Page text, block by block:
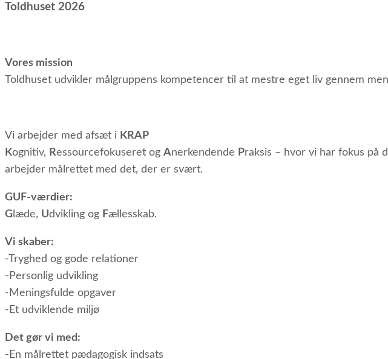
Toldhuset 2026
Vores mission
Toldhuset udvikler målgruppens kompetencer til at mestre eget liv gennem
Vi arbejder med afsæt i KRAP
Kognitiv, Ressourcefokuseret og Anerkendende Praksis – hvor vi har fokus på
arbejder målrettet med det, der er svært.
GUF-værdier:
G læde, Udvikling og Fællesskab.
Vi skaber:
-Tryghed og gode relationer
-Personlig udvikling
-Meningsfulde opgaver
-Et udviklende miljø
Det gør vi med:
-En målrettet pædagogisk indsats